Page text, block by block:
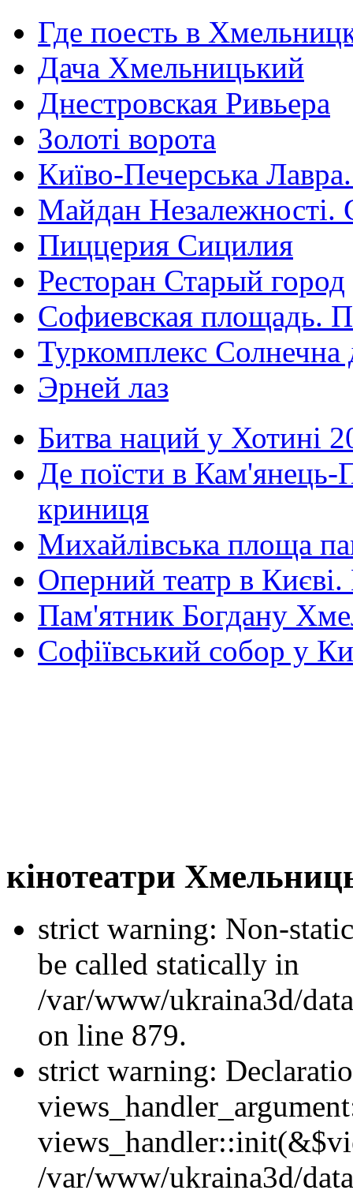
Где поесть в
Дача Хмельницький
Днестровская Ривьера
Золоті ворота
Київо-Печерська
Майдан Незалежності.
Пиццерия Сицилия
Ресторан Старый город
Софиевская площадь.
Туркомплекс Солнечна
Эрней лаз
Битва наций у Хотині
Де поїсти в Кам'янець-
криниця
Михайлівська площа
Оперний театр в
Пам'ятник Богдану
Софіївський собор у
кінотеатри
strict warning: Non-
be called statically in
/var/www/ukraina3d/
on line 879.
strict warning:
/var/www/ukraina3d/